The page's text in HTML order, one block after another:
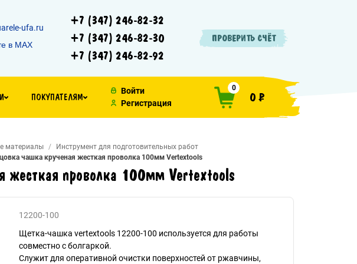
ufa.ru
в MAX
+7 (347) 246-82-32
+7 (347) 246-82-30
+7 (347) 246-82-92
ПРОВЕРИТЬ СЧЁТ
ПОКУПАТЕЛЯМ
Войти
Регистрация
0
0 ₽
материалы
Инструмент для подготовительных работ
чашка крученая жесткая проволка 100мм Vertextools
жесткая проволка 100мм Vertextools
12200-100
Щетка-чашка vertextools 12200-100 используется для работы
совместно с болгаркой.
Служит для оперативной очистки поверхностей от ржавчины,